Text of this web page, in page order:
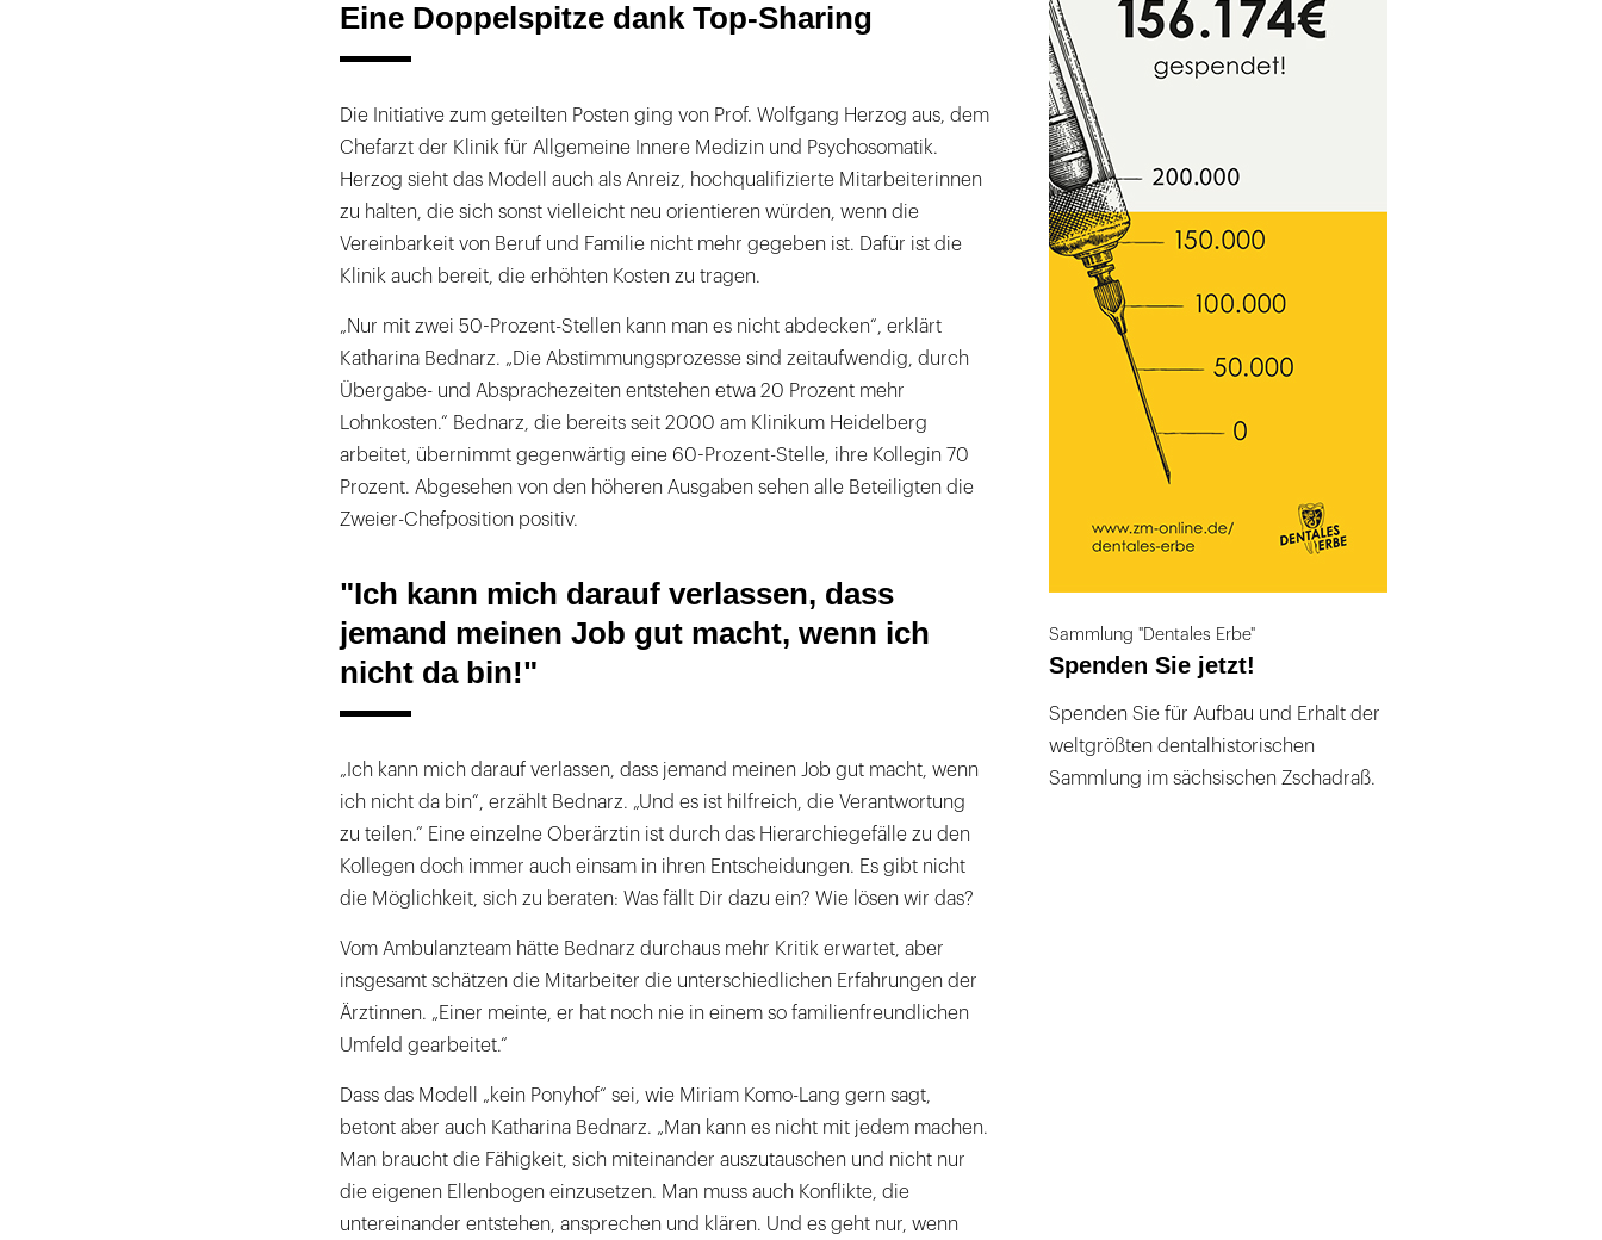
Am Anfang muss man vielleicht improvisieren
Eine Doppelspitze dank Top-Sharing
Die Initiative zum geteilten Posten ging von Prof. Wolfgang Herzog aus, dem
Chefarzt der Klinik für Allgemeine Innere Medizin und Psychosomatik.
Herzog sieht das Modell auch als Anreiz, hochqualifizierte Mitarbeiterinnen
zu halten, die sich sonst vielleicht neu orientieren würden, wenn die
Vereinbarkeit von Beruf und Familie nicht mehr gegeben ist. Dafür ist die
Klinik auch bereit, die erhöhten Kosten zu tragen.
„Nur mit zwei 50-Prozent-Stellen kann man es nicht abdecken“, erklärt
Katharina Bednarz. „Die Abstimmungsprozesse sind zeitaufwendig, durch
Übergabe- und Absprachezeiten entstehen etwa 20 Prozent mehr
Lohnkosten.“ Bednarz, die bereits seit 2000 am Klinikum Heidelberg
arbeitet, übernimmt gegenwärtig eine 60-Prozent-Stelle, ihre Kollegin 70
Prozent. Abgesehen von den höheren Ausgaben sehen alle Beteiligten die
Zweier-Chefposition positiv.
"Ich kann mich darauf verlassen, dass
jemand meinen Job gut macht, wenn ich
nicht da bin!"
„Ich kann mich darauf verlassen, dass jemand meinen Job gut macht, wenn
ich nicht da bin“, erzählt Bednarz. „Und es ist hilfreich, die Verantwortung
zu teilen.“ Eine einzelne Oberärztin ist durch das Hierarchiegefälle zu den
Kollegen doch immer auch einsam in ihren Entscheidungen. Es gibt nicht
die Möglichkeit, sich zu beraten: Was fällt Dir dazu ein? Wie lösen wir das?
Vom Ambulanzteam hätte Bednarz durchaus mehr Kritik erwartet, aber
insgesamt schätzen die Mitarbeiter die unterschiedlichen Erfahrungen der
Ärztinnen. „Einer meinte, er hat noch nie in einem so familienfreundlichen
Umfeld gearbeitet.“
Dass das Modell „kein Ponyhof“ sei, wie Miriam Komo-Lang gern sagt,
betont aber auch Katharina Bednarz. „Man kann es nicht mit jedem machen.
Man braucht die Fähigkeit, sich miteinander auszutauschen und nicht nur
die eigenen Ellenbogen einzusetzen. Man muss auch Konflikte, die
untereinander entstehen, ansprechen und klären. Und es geht nur, wenn
Sammlung "Dentales Erbe"
Spenden Sie jetzt!
Spenden Sie für Aufbau und Erhalt der
weltgrößten dentalhistorischen
Sammlung im sächsischen Zschadraß.